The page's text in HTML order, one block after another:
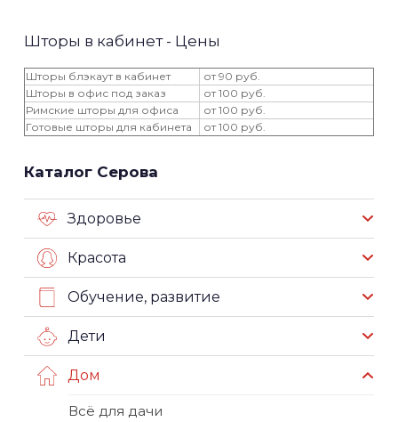
Шторы в кабинет - Цены
Шторы блэкаут в кабинет
от 90 руб.
Шторы в офис под заказ
от 100 руб.
Римские шторы для офиса
от 100 руб.
Готовые шторы для кабинета
от 100 руб.
Каталог Серова
Здоровье
Красота
Обучение, развитие
Дети
Дом
Всё для дачи